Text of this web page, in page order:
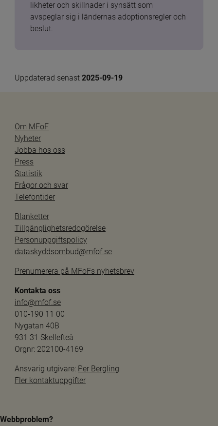
likheter och skillnader i synsätt som
avspeglar sig i ländernas adoptionsregler och
beslut.
Uppdaterad senast 2025-09-19
Om MFoF
Nyheter
Jobba hos oss
Press
Statistik
Frågor och svar
Telefontider
Blanketter
Tillgänglighetsredogörelse
Personuppgiftspolicy
dataskyddsombud@mfof.se
Prenumerera på MFoFs nyhetsbrev
Kontakta oss
info@mfof.se
010-190 11 00
Nygatan 40B
931 31 Skellefteå
Orgnr: 202100-4169
Ansvarig utgivare: Per Bergling
Fler kontaktuppgifter
Webbproblem?